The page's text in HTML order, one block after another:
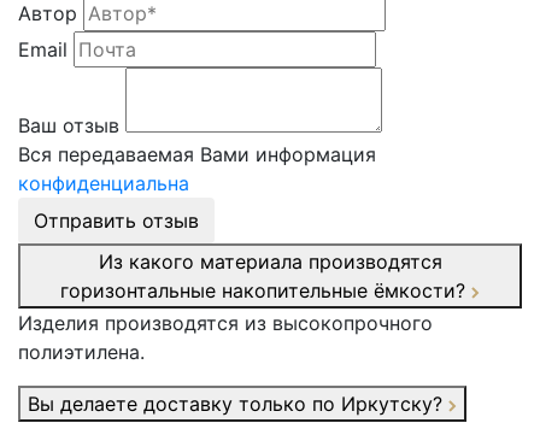
Автор
Email
Ваш отзыв
Вся передаваемая Вами информация
конфиденциальна
Отправить отзыв
Из какого материала производятся
горизонтальные накопительные ёмкости?
Изделия производятся из высокопрочного
полиэтилена.
Вы делаете доставку только по Иркутску?